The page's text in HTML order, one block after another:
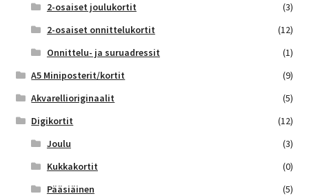
2-osaiset joulukortit
(3)
2-osaiset onnittelukortit
(12)
Onnittelu- ja suruadressit
(1)
A5 Miniposterit/kortit
(9)
Akvarellioriginaalit
(5)
Digikortit
(12)
Joulu
(3)
Kukkakortit
(0)
Pääsiäinen
(5)